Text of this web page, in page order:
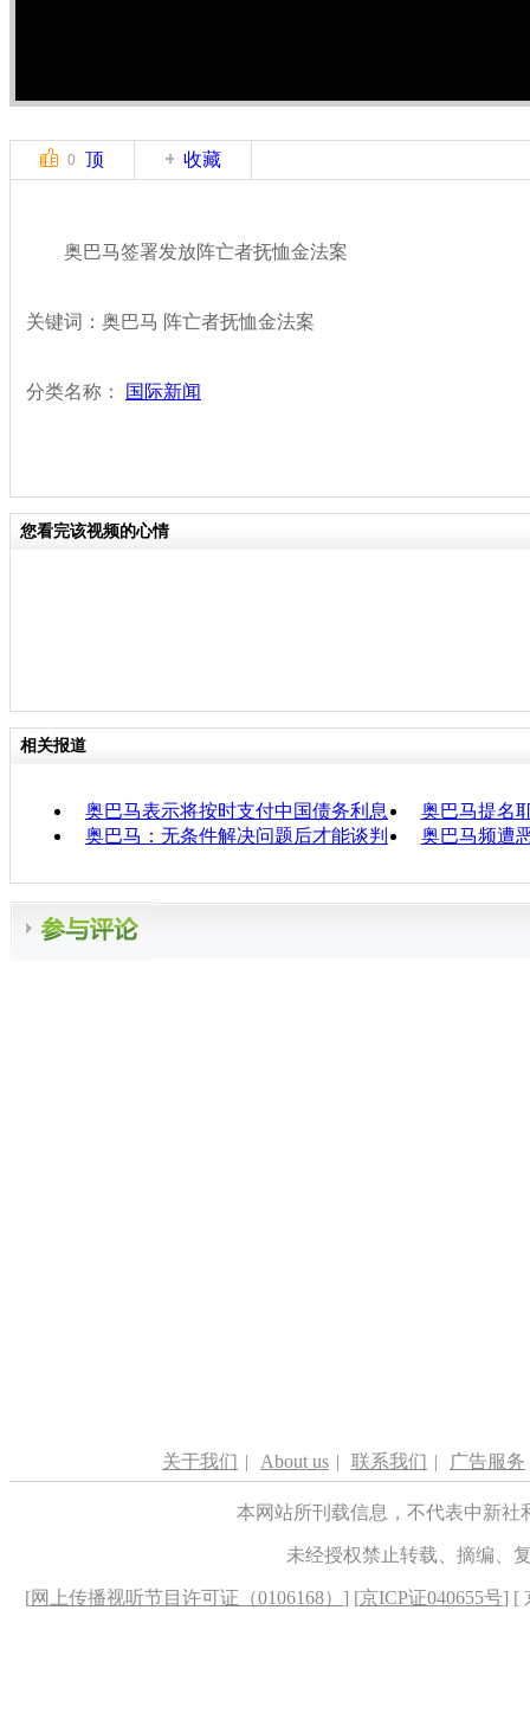
0 顶 收藏
奥巴马签署发放阵亡者抚恤金法案
关键词：奥巴马 阵亡者抚恤金法案
分类名称： 国际新闻
您看完该视频的心情
相关报道
奥巴马表示将按时支付中国债务利息
奥巴马提名
奥巴马：无条件解决问题后才能谈判
奥巴马频遭
关于我们 | About us | 联系我们 | 广告服务
本网站所刊载信息，不代表中新
未经授权禁止转载、摘编、
[网上传播视听节目许可证（0106168） ] [京ICP证040655号] [